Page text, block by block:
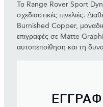
Το Range Rover Sport
σχεδιαστικές πινελιές.
Burnished Copper,
επιγραφές σε Matte
αυτοπεποίθηση και τη